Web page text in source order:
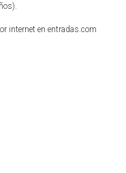
internet en entradas.com